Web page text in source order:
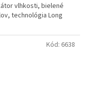
vlhkosti, bielené
technológia Long
Kód: 6638